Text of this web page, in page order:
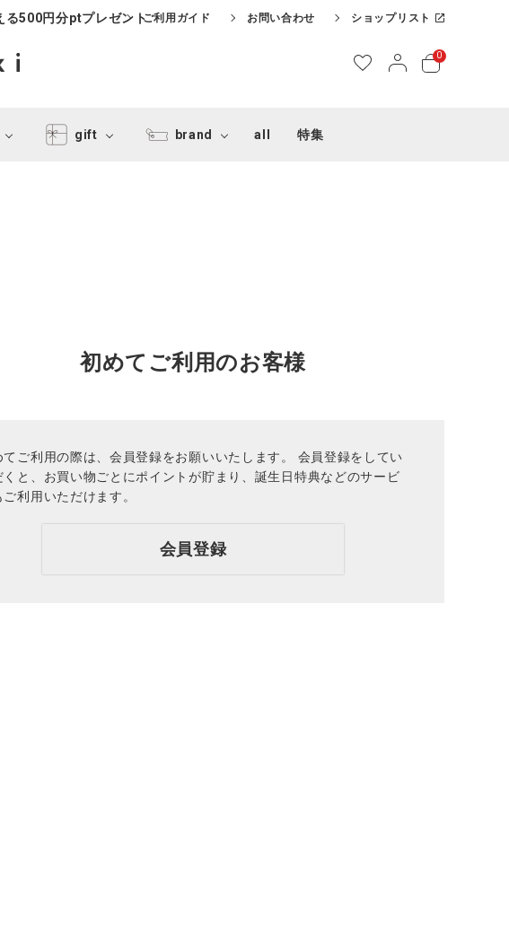
る500円分ptプレゼントご利用ガイド お問い合わせ ショップリスト
0
gift brand all 特集
初めてご利用のお客様
てご利用の際は、会員登録をお願いいたします。 会員登録をしてい
くと、お買い物ごとにポイントが貯まり、誕生日特典などのサービ
ご利用いただけます。
会員登録